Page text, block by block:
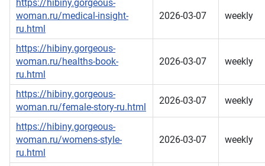
https://hibiny.gorgeous-
woman.ru/medical-insight-
ru.html
2026-03-07 weekly
https://hibiny.gorgeous-
woman.ru/healths-book-
ru.html
2026-03-07 weekly
https://hibiny.gorgeous-
woman.ru/female-story-ru.html
2026-03-07 weekly
https://hibiny.gorgeous-
woman.ru/womens-style-
ru.html
2026-03-07 weekly